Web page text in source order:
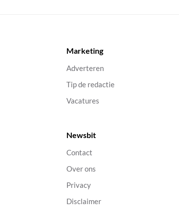
Marketing
Adverteren
Tip de redactie
Vacatures
Newsbit
Contact
Over ons
Privacy
Disclaimer